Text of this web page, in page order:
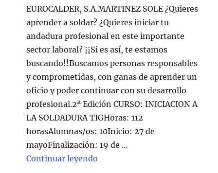
EUROCALDER, S.A.MARTINEZ SOLE ¿Quieres
aprender a soldar? ¿Quieres iniciar tu
andadura profesional en este importante
sector laboral? ¡¡Si es así, te estamos
buscando!!Buscamos personas responsables
y comprometidas, con ganas de aprender un
oficio y poder continuar con su desarrollo
profesional.2ª Edición CURSO: INICIACION A
LA SOLDADURA TIGHoras: 112
horasAlumnas/os: 10Inicio: 27 de
mayoFinalización: 19 de …
Continuar leyendo